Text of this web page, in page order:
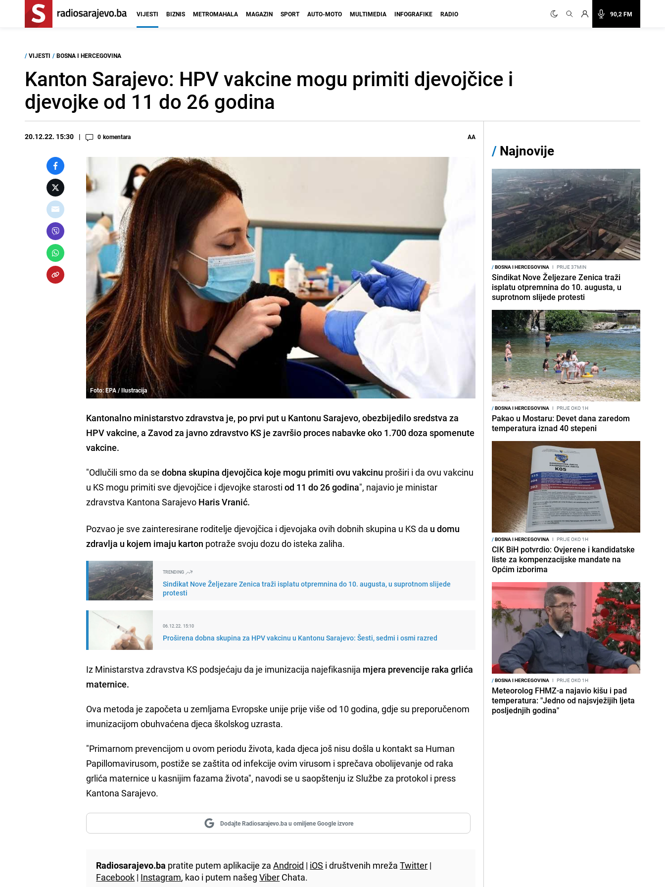
90,2 FM
VIJESTI BIZNIS METROMAHALA MAGAZIN SPORT AUTO-MOTO MULTIMEDIA INFOGRAFIKE RADIO
/ VIJESTI / BOSNA I HERCEGOVINA
Kanton Sarajevo: HPV vakcine mogu primiti djevojčice i
djevojke od 11 do 26 godina
20.12.22. 15:30 0 komentara AA
Foto: EPA / Ilustracija
Kantonalno ministarstvo zdravstva je, po prvi put u Kantonu Sarajevo, obezbijedilo sredstva za
HPV vakcine, a Zavod za javno zdravstvo KS je završio proces nabavke oko 1.700 doza spomenute
vakcine.
"Odlučili smo da sedobna skupina djevojčica koje mogu primiti ovu vakcinu proširi i da ovu vakcinu
u KS mogu primiti sve djevojčice i djevojke starostiod 11 do 26 godina", najavio je ministar
zdravstva Kantona Sarajevo Haris Vranić.
Pozvao je sve zainteresirane roditelje djevojčica i djevojaka ovih dobnih skupina u KS da u domu
zdravlja u kojem imaju karton potraže svoju dozu do isteka zaliha.
TRENDING
Sindikat Nove Željezare Zenica traži isplatu otpremnina do 10. augusta, u suprotnom slijede
protesti
06.12.22. 15:10
Proširena dobna skupina za HPV vakcinu u Kantonu Sarajevo: Šesti, sedmi i osmi razred
Iz Ministarstva zdravstva KS podsjećaju da je imunizacija najefikasnija mjera prevencije raka grlića
maternice.
Ova metoda je započeta u zemljama Evropske unije prije više od 10 godina, gdje su preporučenom
imunizacijom obuhvaćena djeca školskog uzrasta.
"Primarnom prevencijom u ovom periodu života, kada djeca još nisu došla u kontakt sa Human
Papillomavirusom, postiže se zaštita od infekcije ovim virusom i sprečava obolijevanje od raka
grlića maternice u kasnijim fazama života", navodi se u saopštenju iz Službe za protokol i press
Kantona Sarajevo.
Dodajte Radiosarajevo.ba u omiljene Google izvore
Radiosarajevo.ba pratite putem aplikacije zaAndroid | iOS i društvenih mrežaTwitter |
Facebook | Instagram, kao i putem našegViber Chata.
/ Najnovije
/BOSNA I HERCEGOVINA I PRIJE 37MIN
Sindikat Nove Željezare Zenica traži
isplatu otpremnina do 10. augusta, u
suprotnom slijede protesti
/BOSNA I HERCEGOVINA I PRIJE OKO 1H
Pakao u Mostaru: Devet dana zaredom
temperatura iznad 40 stepeni
/BOSNA I HERCEGOVINA I PRIJE OKO 1H
CIK BiH potvrdio: Ovjerene i kandidatske
liste za kompenzacijske mandate na
Općim izborima
/BOSNA I HERCEGOVINA I PRIJE OKO 1H
Meteorolog FHMZ-a najavio kišu i pad
temperatura: "Jedno od najsvježijih ljeta
posljednjih godina"